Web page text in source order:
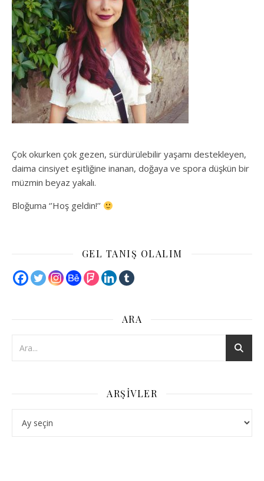
Çok okurken çok gezen, sürdürülebilir yaşamı destekleyen,
daima cinsiyet eşitliğine inanan, doğaya ve spora düşkün bir
müzmin beyaz yakalı.
Bloğuma ‘’Hoş geldin!’’
GEL TANIŞ OLALIM
ARA
ARŞIVLER